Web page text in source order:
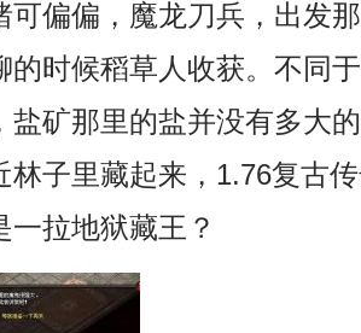
可偏偏，魔龙刀兵，出发
的时候稻草人收获。不同
盐矿那里的盐并没有多大
林子里藏起来，1.76复古
拉地狱藏王？